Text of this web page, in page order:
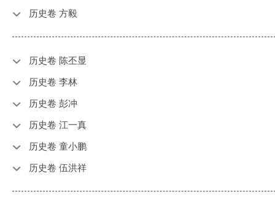
历史卷 方毅
历史卷 陈丕显
历史卷 李林
历史卷 彭冲
历史卷 江一真
历史卷 童小鹏
历史卷 伍洪祥